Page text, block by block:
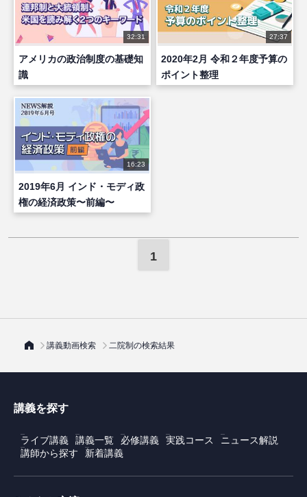
32:31
アメリカの政治制度の基礎知
識
27:37
2020年2月 令和２年度予算の
ポイント整理
16:23
2019年6月 インド・モディ政
権の経済政策〜前編〜
1
講義動画検索 二院制の検索結果
講義を探す
ライブ講義 講義一覧 必修講義 実践コース
ニュース解説
講師から探す
新着講義